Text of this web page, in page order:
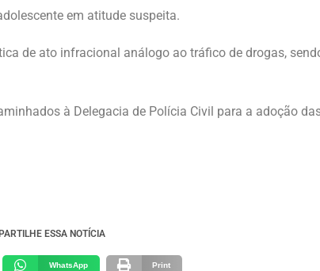
em atitude suspeita.
de ato infracional análogo ao tráfico de drogas,
à Delegacia de Polícia Civil para a adoção
ESSA NOTÍCIA
WhatsApp Print